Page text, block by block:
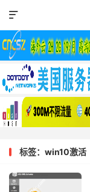

标签：win10激活